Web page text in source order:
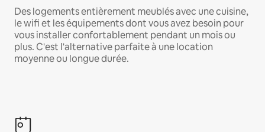
Des logements entièrement meublés avec une cuisine,
le wifi et les équipements dont vous avez besoin pour
vous installer confortablement pendant un mois ou
plus. C'est l'alternative parfaite à une location
moyenne ou longue durée.